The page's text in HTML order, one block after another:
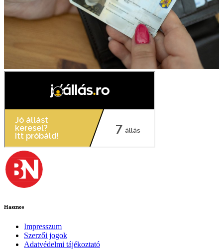
Hasznos
Impresszum
Szerzői jogok
Adatvédelmi tájékoztató